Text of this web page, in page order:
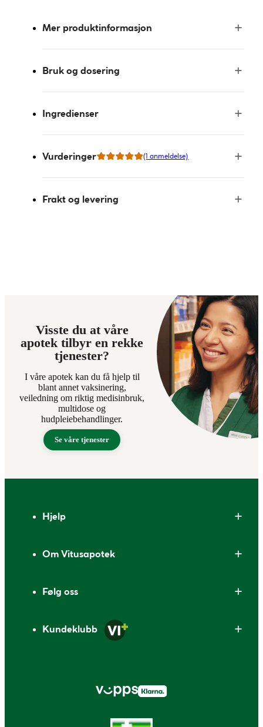
Mer produktinformasjon
Bruk og dosering
Ingredienser
Vurderinger (1 anmeldelse)
Frakt og levering
Visste du at våre
apotek tilbyr en rekke
tjenester?
I våre apotek kan du få hjelp til
blant annet vaksinering,
veiledning om riktig medisinbruk,
multidose og
hudpleiebehandlinger.
Se våre tjenester
Hjelp
Om Vitusapotek
Følg oss
Kundeklubb